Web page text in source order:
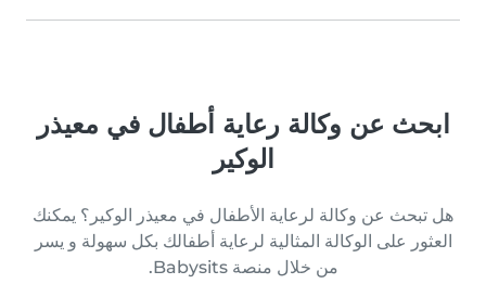
ابحث عن وكالة رعاية أطفال في معيذر
الوكير
هل تبحث عن وكالة لرعاية الأطفال في معيذر الوكير؟ يمكنك
العثور على الوكالة المثالية لرعاية أطفالك بكل سهولة و يسر
من خلال منصة Babysits.